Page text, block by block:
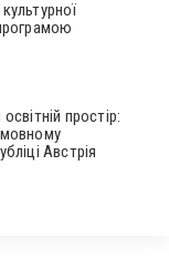
простір:
мовному
Австрія